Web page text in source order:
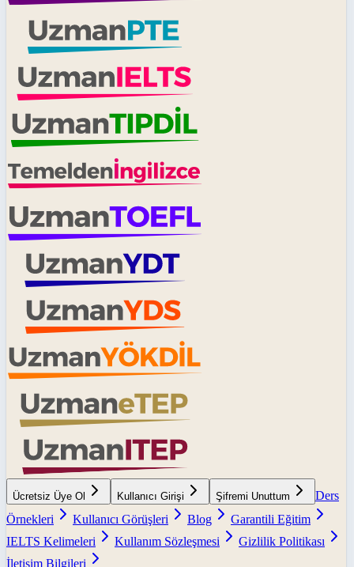
Ücretsiz Üye Ol Kullanıcı Girişi Şifremi Unuttum
Ders
Örnekleri
Kullanıcı Görüşleri Blog
Garantili Eğitim
IELTS Kelimeleri
Kullanım Sözleşmesi
Gizlilik Politikası
İletişim Bilgileri